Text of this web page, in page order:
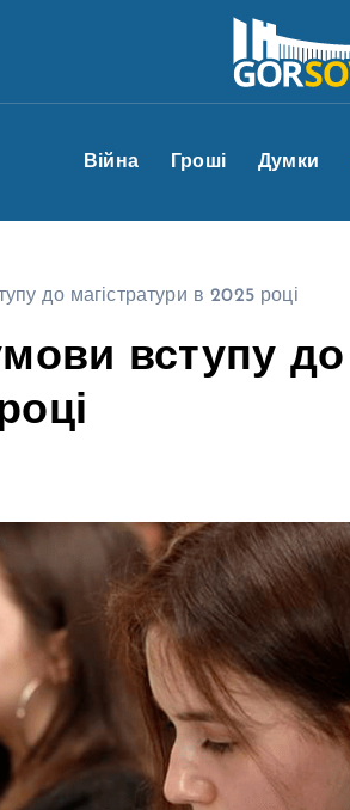
Війна Гроші Думки
до магістратури в 2025 році
вступу до